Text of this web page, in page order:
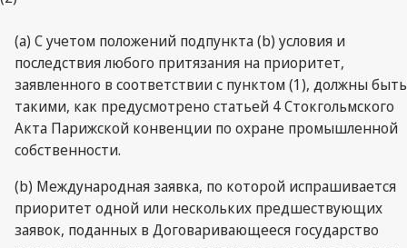
(a) С учетом положений подпункта (b) условия и
последствия любого притязания на приоритет,
заявленного в соответствии с пунктом (1), должны быть
такими, как предусмотрено статьей 4 Стокгольмского
Акта Парижской конвенции по охране промышленной
собственности.
(b) Международная заявка, по которой испрашивается
приоритет одной или нескольких предшествующих
заявок, поданных в Договаривающееся государство